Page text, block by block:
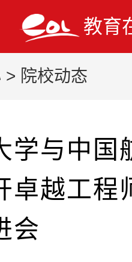
教育
> 院校动态
学与中国
卓越工程
会